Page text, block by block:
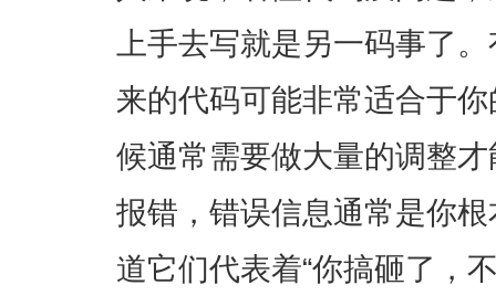
上手去写就是另一码事了
来的代码可能非常适合于
候通常需要做大量的调整
报错，错误信息通常是你
道它们代表着“你搞砸了，